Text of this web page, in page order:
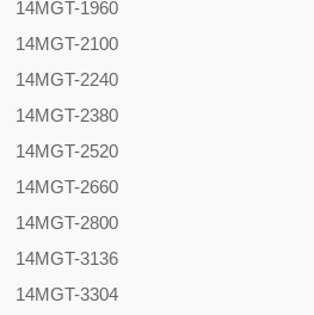
14MGT-1960
14MGT-2100
14MGT-2240
14MGT-2380
14MGT-2520
14MGT-2660
14MGT-2800
14MGT-3136
14MGT-3304